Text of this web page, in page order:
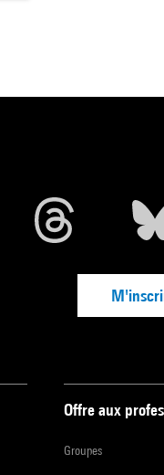
Offre aux
Groupes